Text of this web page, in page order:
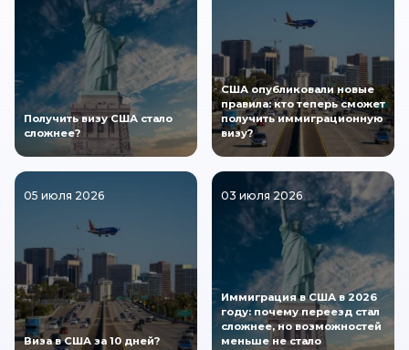
Получить визу США стало
сложнее?
США опубликовали новые
правила: кто теперь сможет
получить иммиграционную
визу?
05 июля 2026
Виза в США за 10 дней?
03 июля 2026
Иммиграция в США в 2026
году: почему переезд стал
сложнее, но возможностей
меньше не стало